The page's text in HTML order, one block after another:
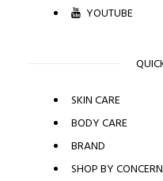
YOUTUBE
SKIN CARE
BODY CARE
BRAND
SHOP BY CONCERN